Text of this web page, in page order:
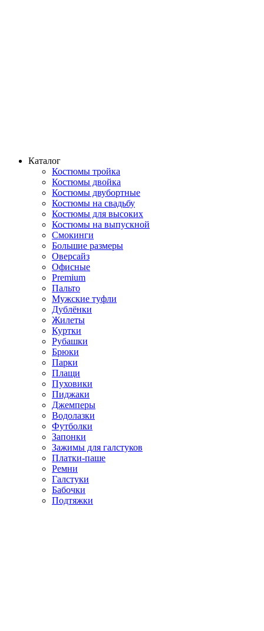
Каталог
Костюмы тройка
Костюмы двойка
Костюмы двубортные
Костюмы на свадьбу
Костюмы для высоких
Костюмы на выпускной
Смокинги
Большие размеры
Оверсайз
Офисные
Premium
Пальто
Мужские туфли
Дублёнки
Жилеты
Куртки
Рубашки
Брюки
Парки
Плащи
Пуховики
Пиджаки
Джемперы
Водолазки
Футболки
Запонки
Зажимы для галстуков
Платки-паше
Ремни
Галстуки
Бабочки
Подтяжки